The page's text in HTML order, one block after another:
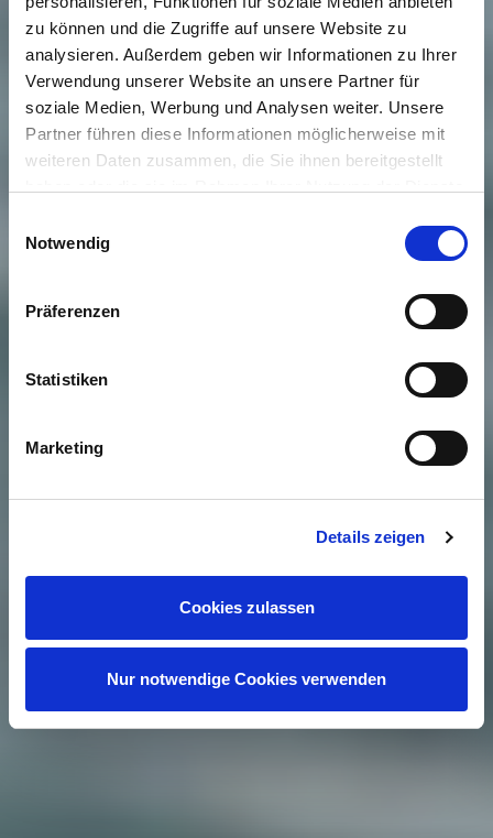
zu können und die Zugriffe auf unsere Website zu
analysieren. Außerdem geben wir Informationen zu Ihrer
Verwendung unserer Website an unsere Partner für
soziale Medien, Werbung und Analysen weiter. Unsere
Partner führen diese Informationen möglicherweise mit
weiteren Daten zusammen, die Sie ihnen bereitgestellt
Notwendig
Präferenzen
Statistiken
Marketing
Details zeigen
Cookies zulassen
Nur notwendige Cookies verwenden